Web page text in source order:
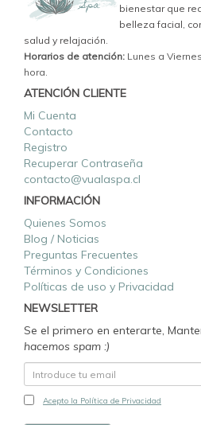
bienestar que
belleza facial,
salud y relajación.
Horarios de atención: Lunes a
hora.
ATENCIÓN CLIENTE
Mi Cuenta
Contacto
Registro
Recuperar Contraseña
contacto@vualaspa.cl
INFORMACIÓN
Quienes Somos
Blog / Noticias
Preguntas Frecuentes
Términos y Condiciones
Políticas de uso y Privacidad
NEWSLETTER
Se el primero en enterarte,
hacemos spam :)
Acepto la Política de Privacidad